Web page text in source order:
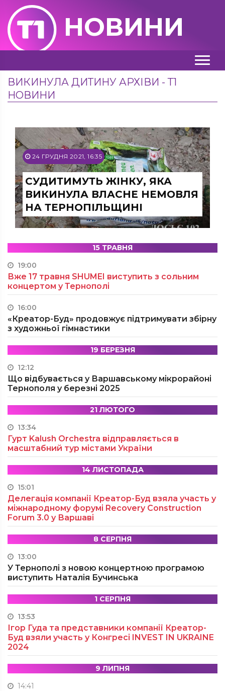
НОВИНИ
ВИКИНУЛА ДИТИНУ АРХІВИ - Т1
НОВИНИ
24 ГРУДНЯ 2021, 16:35
СУДИТИМУТЬ ЖІНКУ, ЯКА
ВИКИНУЛА ВЛАСНЕ НЕМОВЛЯ
НА ТЕРНОПІЛЬЩИНІ
15 ТРАВНЯ
19:00
Вже 17 травня SHUMEI виступить з сольним
концертом у Тернополі
16:00
«Креатор-Буд» продовжує підтримувати збірну
з художньої гімнастики
19 БЕРЕЗНЯ
12:12
Що відбувається у Варшавському мікрорайоні
Тернополя у березні 2025
21 ЛЮТОГО
13:34
Гурт Kalush Orchestra відправляється в
масштабний тур містами України
14 ЛИСТОПАДА
15:01
Делегація компанії Креатор-Буд взяла участь у
міжнародному форумі Recovery Construction
Forum 3.0 у Варшаві
8 СЕРПНЯ
13:00
У Тернополі з новою концертною програмою
виступить Наталія Бучинська
1 СЕРПНЯ
13:53
Ігор Гуда та представники компанії Креатор-
Буд взяли участь у Конгресі INVEST IN UKRAINE
2024
9 ЛИПНЯ
14:41